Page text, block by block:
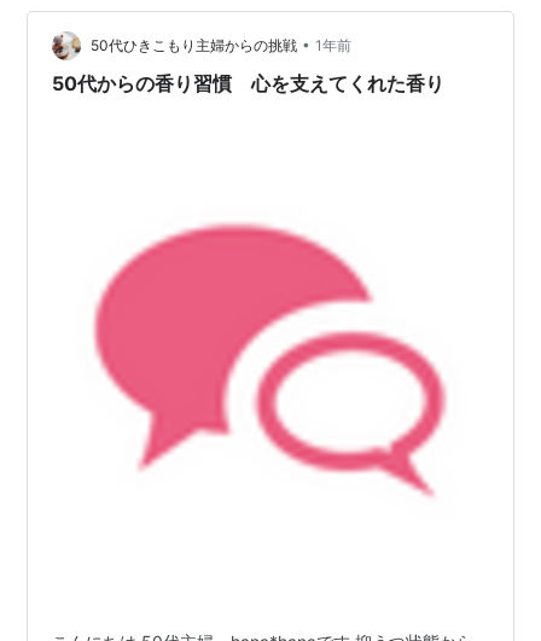
事を少々頑張りすぎて抑うつ状態 になってしまって数か
月間の休みを取っ た苦い経験があります。「２４時間戦
え ますか」なんていうＣＭもあった時代で す。 でも、
50代ひきこもり主婦からの挑戦 • 1年前
50代からの香り習慣 心を支えてくれた香り